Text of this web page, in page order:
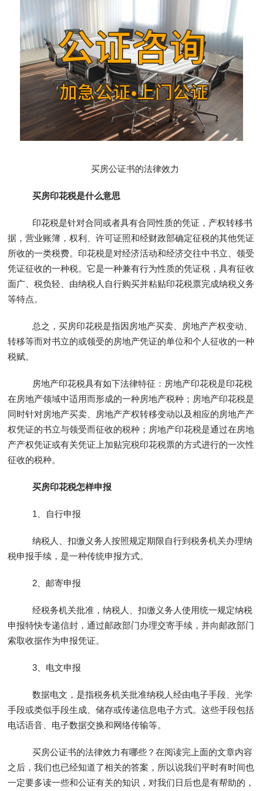
买房公证书的法律效力
买房印花税是什么意思
印花税是针对合同或者具有合同性质的凭证，产权转移书
据，营业账簿，权利、许可证照和经财政部确定征税的其他凭证
所收的一类税费。印花税是对经济活动和经济交往中书立、领受
凭证征收的一种税。它是一种兼有行为性质的凭证税，具有征收
面广、税负轻、由纳税人自行购买并粘贴印花税票完成纳税义务
等特点。
总之，买房印花税是指因房地产买卖、房地产产权变动、
转移等而对书立的或领受的房地产凭证的单位和个人征收的一种
税赋。
房地产印花税具有如下法律特征：房地产印花税是印花税
在房地产领域中适用而形成的一种房地产税种；房地产印花税是
同时针对房地产买卖、房地产产权转移变动以及相应的房地产产
权凭证的书立与领受而征收的税种；房地产印花税是通过在房地
产产权凭证或有关凭证上加贴完税印花税票的方式进行的一次性
征收的税种。
买房印花税怎样申报
1、自行申报
纳税人、扣缴义务人按照规定期限自行到税务机关办理纳
税申报手续，是一种传统申报方式。
2、邮寄申报
经税务机关批准，纳税人、扣缴义务人使用统一规定纳税
申报特快专递信封，通过邮政部门办理交寄手续，并向邮政部门
索取收据作为申报凭证。
3、电文申报
数据电文，是指税务机关批准纳税人经由电子手段、光学
手段或类似手段生成、储存或传递信息电子方式。这些手段包括
电话语音、电子数据交换和网络传输等。
买房公证书的法律效力有哪些？在阅读完上面的文章内容
之后，我们也已经知道了相关的答案，所以说我们平时有时间也
一定要多读一些和公证有关的知识，对我们日后也是有帮助的，